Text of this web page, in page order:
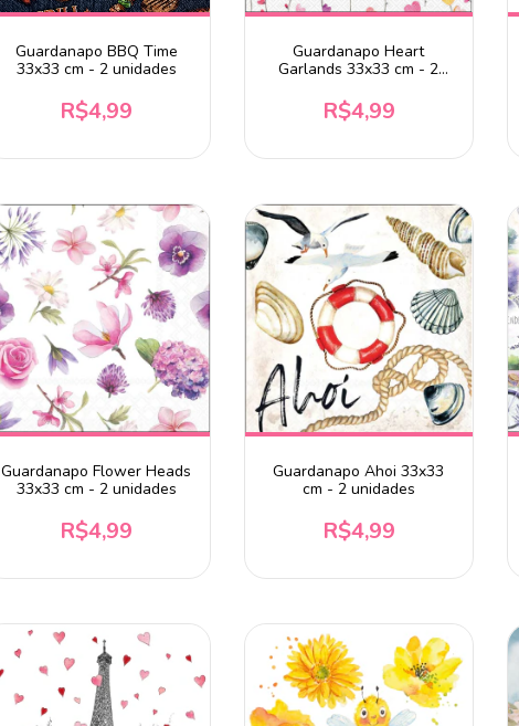
Guardanapo BBQ Time
33x33 cm - 2 unidades
R$4,99
Guardanapo Heart
Garlands 33x33 cm - 2
R$4,99
Guardanapo Flower Heads
33x33 cm - 2 unidades
R$4,99
Guardanapo Ahoi 33x33
cm - 2 unidades
R$4,99